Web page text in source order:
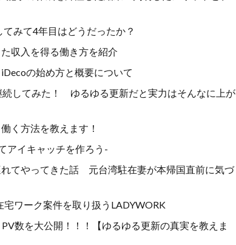
みて4年目はどうだったか？
収入を得る働き方を紹介
の始め方と概要について
してみた！ ゆるゆる更新だと実力はそんなに上が
く方法を教えます！
アイキャッチを作ろう-
てやってきた話 元台湾駐在妻が本帰国直前に気づ
ワーク案件を取り扱うLADYWORK
数を大公開！！！【ゆるゆる更新の真実を教えま